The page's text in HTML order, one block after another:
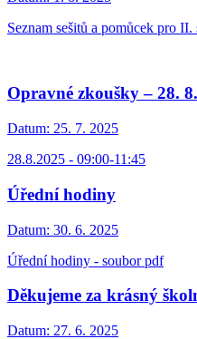
Seznam sešitů a pomůcek pro II.
Opravné zkoušky – 28.
Datum: 25. 7. 2025
28.8.2025 - 09:00-11:45
Úřední hodiny
Datum: 30. 6. 2025
Úřední hodiny - soubor pdf
Děkujeme za krásný
Datum: 27. 6. 2025